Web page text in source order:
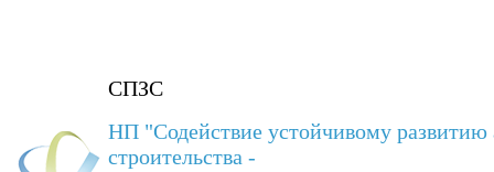
СПЗС
НП "Содействие устойчивому развитию
строительства -